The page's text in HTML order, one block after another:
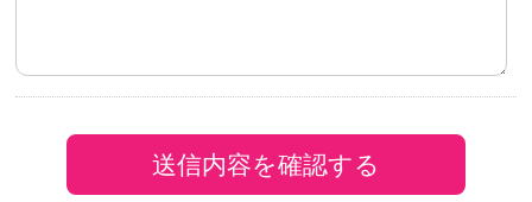
送信内容を確認する